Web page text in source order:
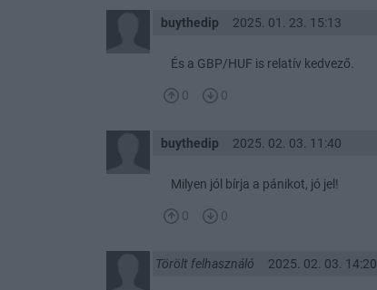
buythedip 2025. 01. 23. 15:13
És a GBP/HUF is relatív kedvező.
0 0
buythedip 2025. 02. 03. 11:40
Milyen jól bírja a pánikot, jó jel!
0 0
Törölt felhasználó 2025. 02. 03. 14:20